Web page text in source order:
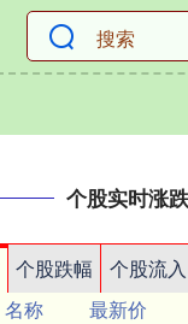
个股实时涨
个股跌幅 个股流入
名称 最新价